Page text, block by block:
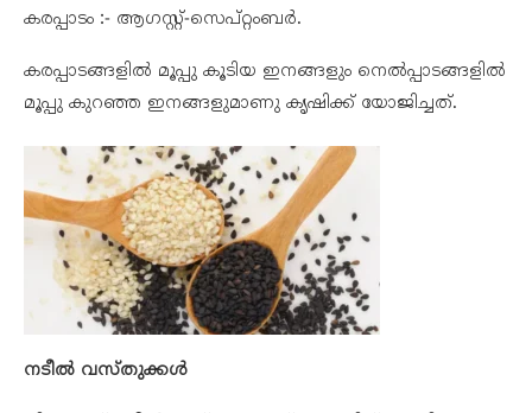
കരപ്പാടം :- ആഗസ്റ്റ്‌-സെപ്റ്റംബര്‍.
കരപ്പാടങ്ങളിൽ മൂപ്പു കൂടിയ ഇനങ്ങളും നെൽപ്പാടങ്ങളിൽ
മൂപ്പു കുറഞ്ഞ ഇനങ്ങളുമാണു കൃഷിക്ക് യോജിച്ചത്.
നടീൽ വസ്തുക്കൾ